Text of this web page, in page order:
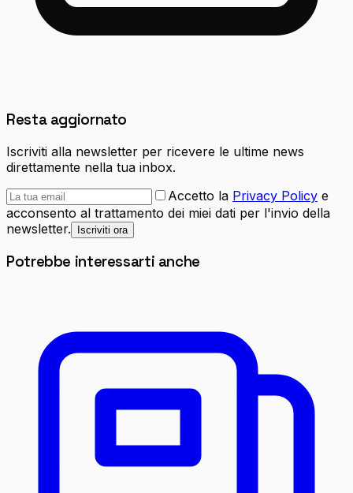
Resta aggiornato
Iscriviti alla newsletter per ricevere le ultime news
direttamente nella tua inbox.
Accetto la Privacy Policy e
acconsento al trattamento dei miei dati per l'invio della
newsletter.
Iscriviti ora
Potrebbe interessarti anche